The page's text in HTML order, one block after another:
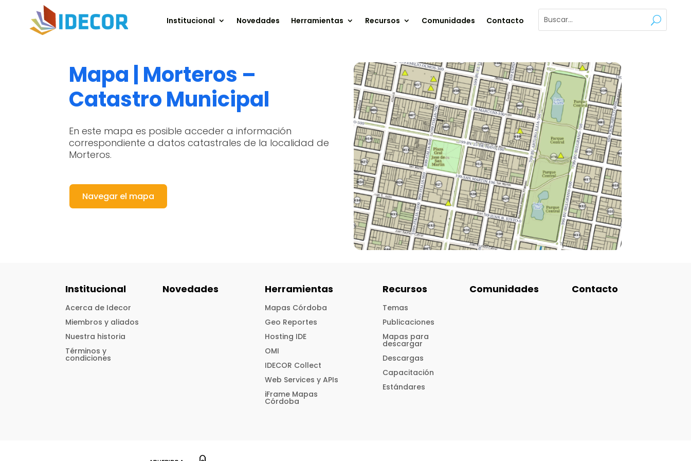
Institucional Novedades Herramientas Recursos Comunidades Contacto
Mapa | Morteros –
Catastro Municipal
En este mapa es posible acceder a información
correspondiente a datos catastrales de la localidad de
Morteros.
Navegar el mapa
Institucional
Acerca de Idecor
Miembros y aliados
Nuestra historia
Términos y
condiciones
Novedades Herramientas
Mapas Córdoba
Geo Reportes
Hosting IDE
OMI
IDECOR Collect
Web Services y APIs
iFrame Mapas
Córdoba
Recursos
Temas
Publicaciones
Mapas para
descargar
Descargas
Capacitación
Estándares
Comunidades Contacto